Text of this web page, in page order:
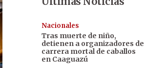
Nacionales
Tras muerte de niño,
detienen a organizadores de
carrera mortal de caballos
en Caaguazú